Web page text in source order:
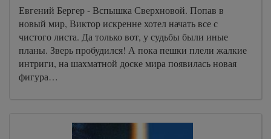
Евгений Бергер - Вспышка Сверхновой. Попав в
новый мир, Виктор искренне хотел начать все с
чистого листа. Да только вот, у судьбы были иные
планы. Зверь пробудился! А пока пешки плели жалкие
интриги, на шахматной доске мира появилась новая
фигура…